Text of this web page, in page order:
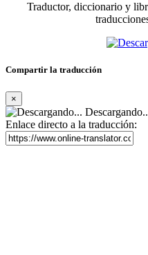
Traductor, diccionario y
Compartir la traducción
×
Enlace directo a la traducción: